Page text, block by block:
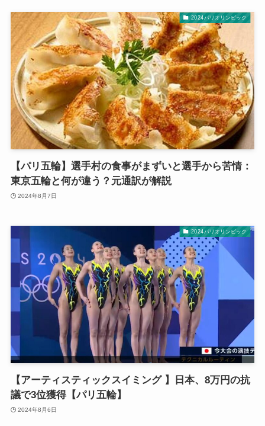
2024パリオリンピック
【パリ五輪】選手村の食事がまずいと選手から苦情：
東京五輪と何が違う？元通訳が解説
2024年8月7日
2024パリオリンピック
【アーティスティックスイミング 】日本、8万円の抗
議で3位獲得【パリ五輪】
2024年8月6日